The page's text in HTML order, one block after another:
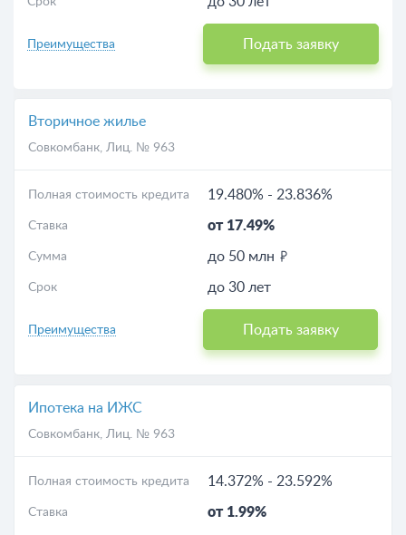
Преимущества Подать заявку
Вторичное жилье
Совкомбанк, Лиц. № 963
Полная стоимость кредита 19.480% - 23.836%
Ставка от 17.49%
Сумма до 50 млн
Срок до 30 лет
Преимущества Подать заявку
Ипотека на ИЖС
Совкомбанк, Лиц. № 963
Полная стоимость кредита 14.372% - 23.592%
Ставка от 1.99%